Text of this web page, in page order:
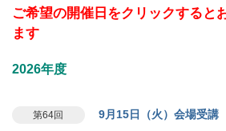
ご希望の開催日をクリックすると
ます
2026年度
第64回 9月15日（火）会場受講